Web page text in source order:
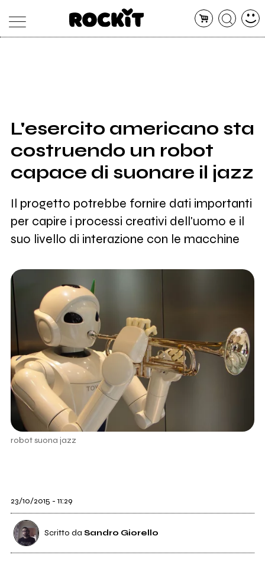
SHOP
RADIO
L'esercito americano sta
costruendo un robot
capace di suonare il jazz
Il progetto potrebbe fornire dati importanti
per capire i processi creativi dell'uomo e il
suo livello di interazione con le macchine
robot suona jazz
23/10/2015 - 11:29
Scritto da Sandro Giorello